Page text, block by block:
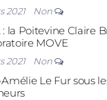
2021 Non
: la Poitevine Claire
MOVE
2021 Non
Le Fur sous